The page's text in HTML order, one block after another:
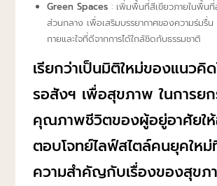
Green Spaces: เพิ่มพื้นที่สีเขียวภายในพื้น
ส่วนกลาง เพื่อเสริมบรรยากาศของความร่มรื่
กายและใจที่ดีจากการได้ใกล้ชิดกับธรรมชาติ
เรียกว่าเป็นมิติใหม่ของแนวคิ
รอสังฯ เพื่อสุขภาพ ในการย
คุณภาพชีวิตของผู้อยู่อาศัยใ
ตอบโจทย์ไลฟ์สไตล์คนยุคใหม่
ความสำคัญกับเรื่องของสุขภ